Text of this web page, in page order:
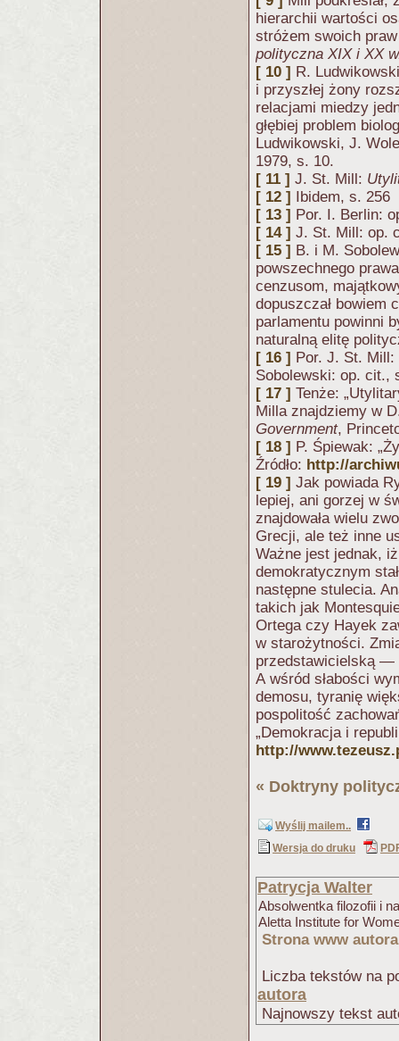
hierarchii wartości
stróżem swoich
polityczna XIX i XX
[ 10 ] R.
i przyszłej żony
relacjami miedzy
głębiej problem
Ludwikowski, J.
1979, s. 10.
[ 11 ] J. St. Mill:
[ 12 ] Ibidem, s. 256
[ 13 ] Por. I. Berlin:
[ 14 ] J. St. Mill: op.
[ 15 ] B. i M.
powszechnego
cenzusom,
dopuszczał bowiem
parlamentu powinni
naturalną elitę
[ 16 ] Por. J. St. Mill:
Sobolewski: op. cit.,
[ 17 ] Tenże:
Milla znajdziemy w
Government,
[ 18 ] P. Śpiewak:
Źródło: http://
[ 19 ] Jak powiada
lepiej, ani gorzej w
znajdowała wielu
Grecji, ale też inne
Ważne jest jednak,
demokratycznym
następne stulecia.
takich jak
Ortega czy Hayek
w starożytności.
przedstawicielską —
A wśród słabości
demosu, tyranię
pospolitość
„Demokracja i
http://
« Doktryny
Wyślij mailem..
Wersja do druku
Patrycja Walter
Absolwentka filozofii i
Aletta Institute for
Strona www autora
Liczba tekstów na
autora
Najnowszy tekst